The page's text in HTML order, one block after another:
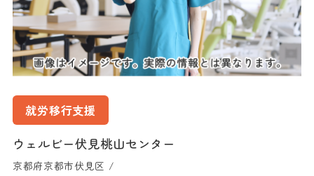
就労移行支援
ウェルビー伏見桃山センター
京都府京都市伏見区 /